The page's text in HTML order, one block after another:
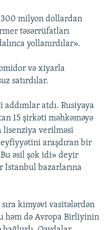
300 milyon dollardan
təsərrüfatları
yollanırdılar».
və xiyarla
satırdılar.
atdı. Rusiyaya
15 şirkəti məhkəməyə
lisenziya verilməsi
araşdıran bir
əsil şok idi» deyir
İstanbul bazarlarına
kimyəvi vasitələrdən
həm də Avropa Birliyinin